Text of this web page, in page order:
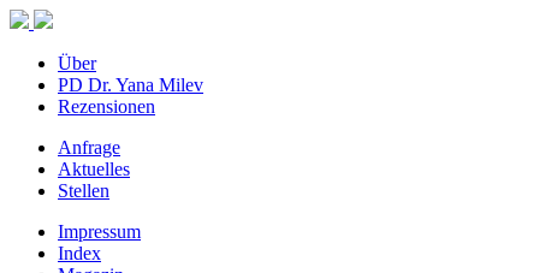
Über
PD Dr. Yana Milev
Rezensionen
Anfrage
Aktuelles
Stellen
Impressum
Index